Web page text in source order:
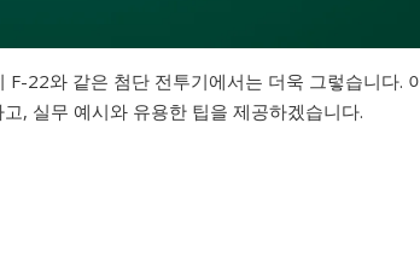
F-22와 같은 첨단 전투기에서는 더욱 그렇습니다.
, 실무 예시와 유용한 팁을 제공하겠습니다.